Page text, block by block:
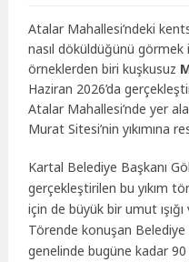
Atalar Mahallesi’ndeki
nasıl döküldüğünü
örneklerden biri kuşkusuz
Haziran 2026’da
Atalar Mahallesi’nde yer
Murat Sitesi’nin yıkımına
Kartal Belediye Başkanı
gerçekleştirilen bu yıkım
için de büyük bir umut
Törende konuşan Belediye
genelinde bugüne kadar